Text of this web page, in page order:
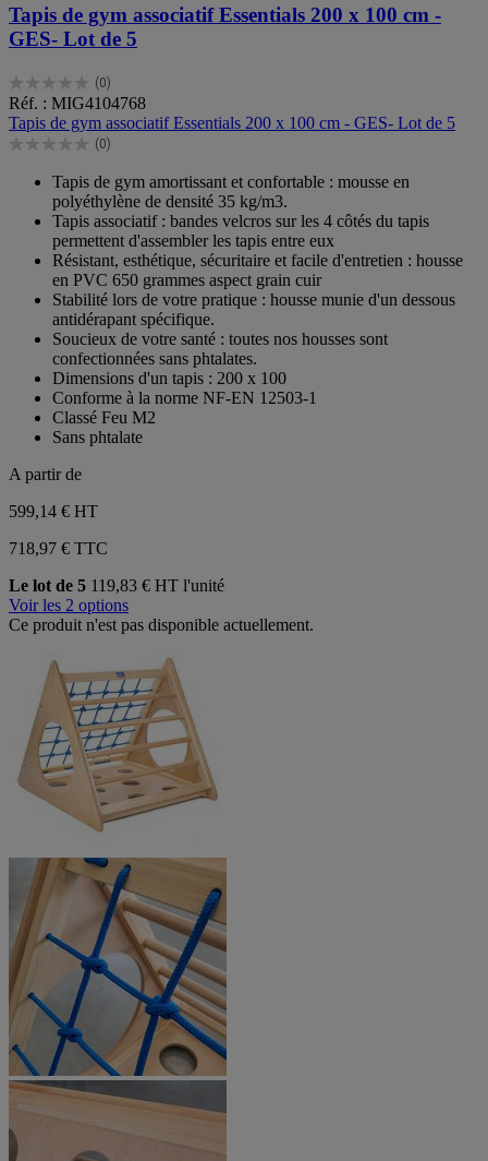
Tapis de gym associatif Essentials 200 x 100 cm -
GES- Lot de 5
(0)
0.0
sur
5
étoiles.
Réf. : MIG4104768
Tapis de gym associatif Essentials 200 x 100 cm - GES- Lot de 5
(0)
0.0
étoiles.
Tapis de gym amortissant et confortable : mousse en
polyéthylène de densité 35 kg/m3.
Tapis associatif : bandes velcros sur les 4 côtés du tapis
permettent d'assembler les tapis entre eux
Résistant, esthétique, sécuritaire et facile d'entretien : housse
en PVC 650 grammes aspect grain cuir
Stabilité lors de votre pratique : housse munie d'un dessous
antidérapant spécifique.
Soucieux de votre santé : toutes nos housses sont
confectionnées sans phtalates.
Dimensions d'un tapis : 200 x 100
Conforme à la norme NF-EN 12503-1
Classé Feu M2
Sans phtalate
A partir de
599,14 € HT
718,97 € TTC
Le lot de 5 119,83 € HT l'unité
Voir les 2 options
Ce produit n'est pas disponible actuellement.